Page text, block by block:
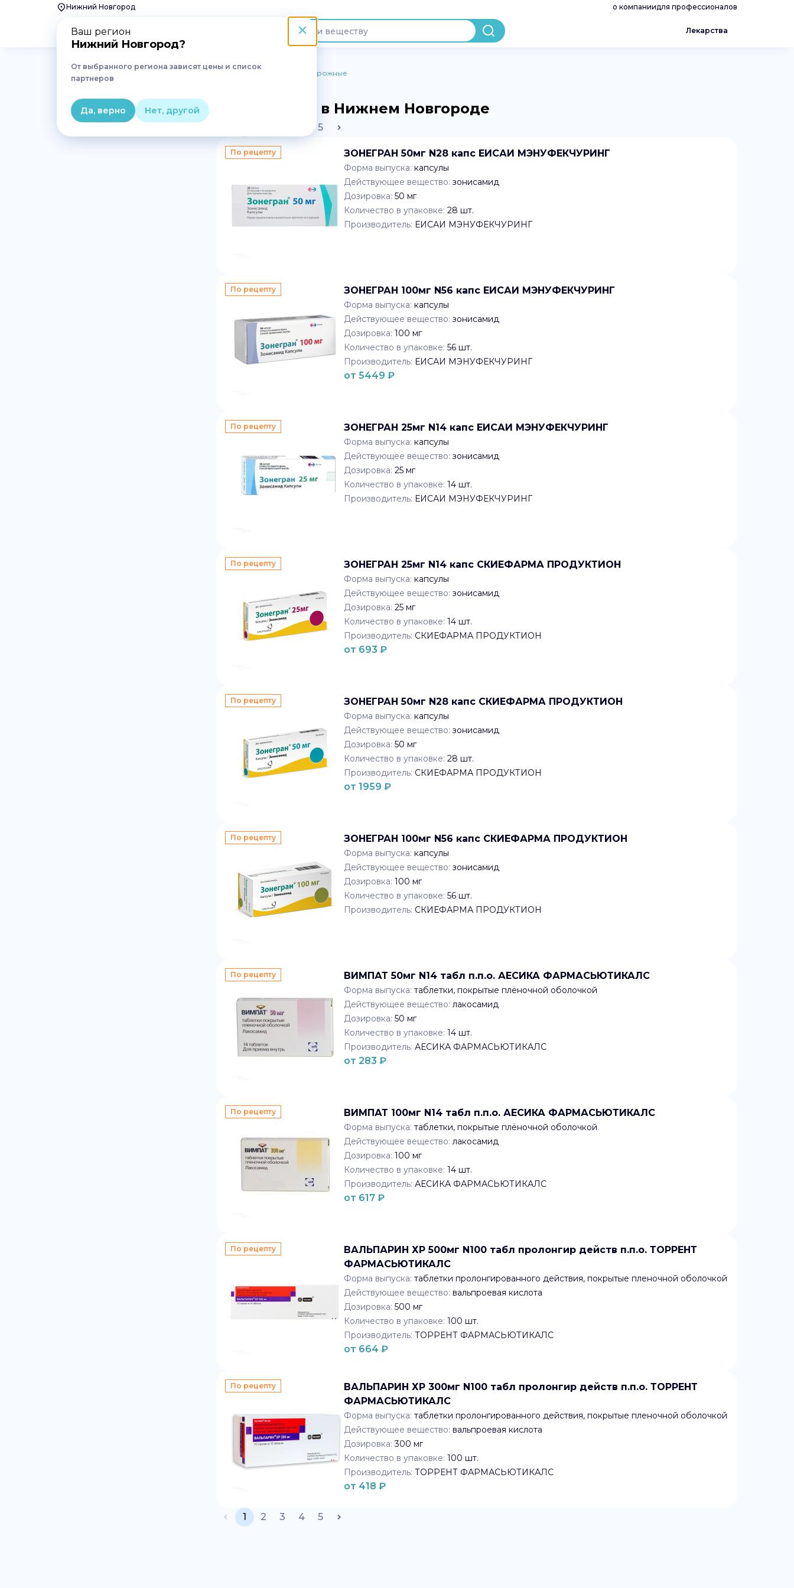
Нижний Новгород
Ваш регион
Нижний Новгород?
От выбранного региона зависят цены и список
партнеров
Да, верно Нет, другой
о компаниидля профессионалов
Лекарства
Лекарства Неврология и психиатрия Противосудорожные
Противосудорожные препараты в Нижнем Новгороде
5
По рецепту ЗОНЕГРАН 50мг N28 капс ЕИСАИ МЭНУФЕКЧУРИНГ
Форма выпуска: капсулы
Действующее вещество: зонисамид
Дозировка: 50 мг
Количество в упаковке: 28 шт.
Производитель: ЕИСАИ МЭНУФЕКЧУРИНГ
По рецепту ЗОНЕГРАН 100мг N56 капс ЕИСАИ МЭНУФЕКЧУРИНГ
Форма выпуска: капсулы
Действующее вещество: зонисамид
Дозировка: 100 мг
Количество в упаковке: 56 шт.
Производитель: ЕИСАИ МЭНУФЕКЧУРИНГ
от 5449 ₽
По рецепту ЗОНЕГРАН 25мг N14 капс ЕИСАИ МЭНУФЕКЧУРИНГ
Форма выпуска: капсулы
Действующее вещество: зонисамид
Дозировка: 25 мг
Количество в упаковке: 14 шт.
Производитель: ЕИСАИ МЭНУФЕКЧУРИНГ
По рецепту ЗОНЕГРАН 25мг N14 капс СКИЕФАРМА ПРОДУКТИОН
Форма выпуска: капсулы
Действующее вещество: зонисамид
Дозировка: 25 мг
Количество в упаковке: 14 шт.
Производитель: СКИЕФАРМА ПРОДУКТИОН
от 693 ₽
По рецепту ЗОНЕГРАН 50мг N28 капс СКИЕФАРМА ПРОДУКТИОН
Форма выпуска: капсулы
Действующее вещество: зонисамид
Дозировка: 50 мг
Количество в упаковке: 28 шт.
Производитель: СКИЕФАРМА ПРОДУКТИОН
от 1959 ₽
По рецепту ЗОНЕГРАН 100мг N56 капс СКИЕФАРМА ПРОДУКТИОН
Форма выпуска: капсулы
Действующее вещество: зонисамид
Дозировка: 100 мг
Количество в упаковке: 56 шт.
Производитель: СКИЕФАРМА ПРОДУКТИОН
По рецепту ВИМПАТ 50мг N14 табл п.п.о. АЕСИКА ФАРМАСЬЮТИКАЛС
Форма выпуска: таблетки, покрытые плёночной оболочкой
Действующее вещество: лакосамид
Дозировка: 50 мг
Количество в упаковке: 14 шт.
Производитель: АЕСИКА ФАРМАСЬЮТИКАЛС
от 283 ₽
По рецепту ВИМПАТ 100мг N14 табл п.п.о. АЕСИКА ФАРМАСЬЮТИКАЛС
Форма выпуска: таблетки, покрытые плёночной оболочкой
Действующее вещество: лакосамид
Дозировка: 100 мг
Количество в упаковке: 14 шт.
Производитель: АЕСИКА ФАРМАСЬЮТИКАЛС
от 617 ₽
По рецепту
ВАЛЬПАРИН ХР 500мг N100 табл пролонгир действ п.п.о. ТОРРЕНТ
ФАРМАСЬЮТИКАЛС
Форма выпуска: таблетки пролонгированного действия, покрытые пленочной оболочкой
Действующее вещество: вальпроевая кислота
Дозировка: 500 мг
Количество в упаковке: 100 шт.
Производитель: ТОРРЕНТ ФАРМАСЬЮТИКАЛС
от 664 ₽
По рецепту
ВАЛЬПАРИН ХР 300мг N100 табл пролонгир действ п.п.о. ТОРРЕНТ
ФАРМАСЬЮТИКАЛС
Форма выпуска: таблетки пролонгированного действия, покрытые пленочной оболочкой
Действующее вещество: вальпроевая кислота
Дозировка: 300 мг
Количество в упаковке: 100 шт.
Производитель: ТОРРЕНТ ФАРМАСЬЮТИКАЛС
от 418 ₽
1 2 3 4 5